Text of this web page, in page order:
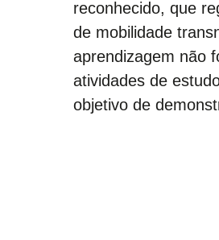
reconhecido, que
de mobilidade
aprendizagem não
atividades de
objetivo de